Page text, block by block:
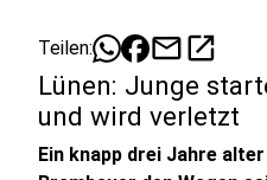
Teilen: mailopen_in_new
Lünen: Junge
und wird verletzt
Ein knapp drei Jahre